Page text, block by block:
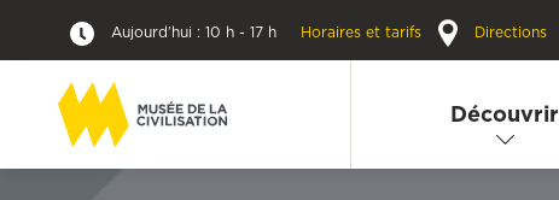
Aujourd’hui : 10 h - 17 h Horaires et tarifs Directions
Découvrir